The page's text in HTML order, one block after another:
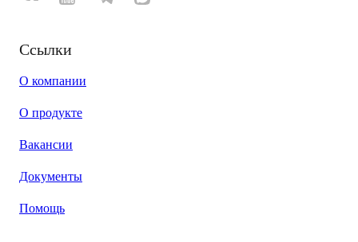
Ссылки
О компании
О продукте
Вакансии
Документы
Помощь